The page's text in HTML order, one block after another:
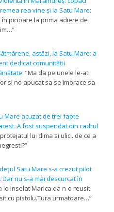
rea vine și la Satu Mare:
în picioare la prima adiere de
”
astăzi, la Satu Mare: a
dedicat comunității
: “Ma da pe unele le-ati
si no apucat sa se imbrace sa-
Mare acuzat de trei fapte
A fost suspendat din cadrul
lui dima si ulici. de ce a
”
Satu Mare s-a crezut pilot
nu s-a mai descurcat în
lo inselat Marica da n-o reusit
cu pistolu.Tura urmatoare…”